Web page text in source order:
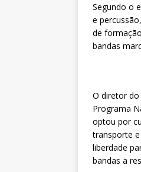
Segundo o
e
de
bandas
O diretor do
Programa
optou por
transporte
liberdade
bandas a